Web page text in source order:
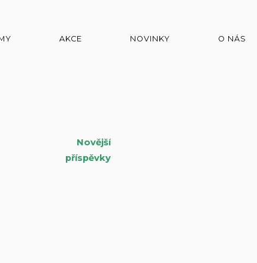
AKCE NOVINKY O NÁS
Novější
příspěvky